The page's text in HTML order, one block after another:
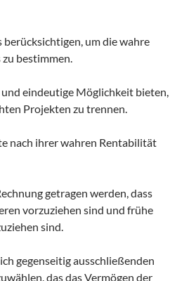
berücksichtigen, um die wahre
bestimmen.
eindeutige Möglichkeit bieten,
Projekten zu trennen.
nach ihrer wahren Rentabilität
getragen werden, dass
vorzuziehen sind und frühe
sind.
gegenseitig ausschließenden
das das Vermögen der